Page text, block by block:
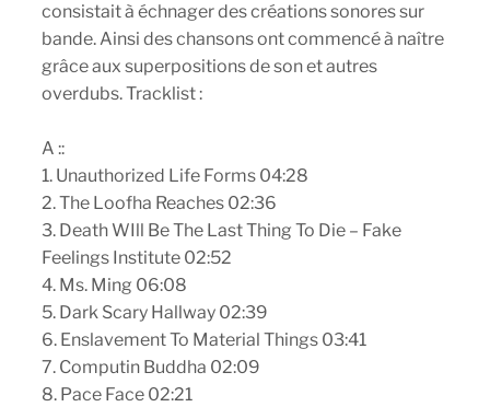
consistait à échnager des créations sonores sur
bande. Ainsi des chansons ont commencé à naître
grâce aux superpositions de son et autres
overdubs. Tracklist :
A ::
1. Unauthorized Life Forms 04:28
2. The Loofha Reaches 02:36
3. Death WIll Be The Last Thing To Die – Fake
Feelings Institute 02:52
4. Ms. Ming 06:08
5. Dark Scary Hallway 02:39
6. Enslavement To Material Things 03:41
7. Computin Buddha 02:09
8. Pace Face 02:21